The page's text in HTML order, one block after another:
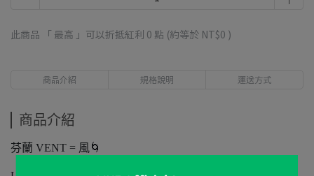
此商品 「 最高 」可以折抵紅利 0 點 (約等於 NT$0 )
商品介紹 規格說明 運送方式
商品介紹
芬蘭 VENT = 風🌀